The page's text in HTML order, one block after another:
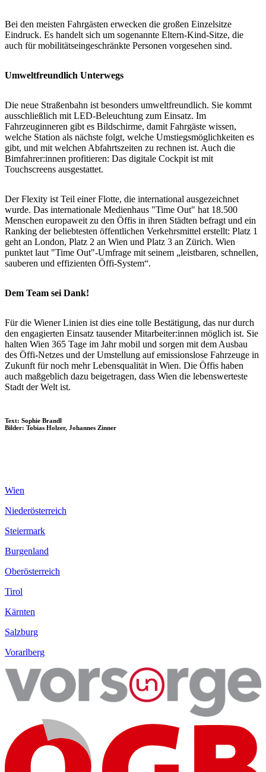
Bei den meisten Fahrgästen erwecken die großen Einzelsitze
Eindruck. Es handelt sich um sogenannte Eltern-Kind-Sitze, die
auch für mobilitätseingeschränkte Personen vorgesehen sind.
Umweltfreundlich Unterwegs
Die neue Straßenbahn ist besonders umweltfreundlich. Sie kommt
ausschließlich mit LED-Beleuchtung zum Einsatz. Im
Fahrzeuginneren gibt es Bildschirme, damit Fahrgäste wissen,
welche Station als nächste folgt, welche Umstiegsmöglichkeiten es
gibt, und mit welchen Abfahrtszeiten zu rechnen ist. Auch die
Bimfahrer:innen profitieren: Das digitale Cockpit ist mit
Touchscreens ausgestattet.
Der Flexity ist Teil einer Flotte, die international ausgezeichnet
wurde. Das internationale Medienhaus "Time Out" hat 18.500
Menschen europaweit zu den Öffis in ihren Städten befragt und ein
Ranking der beliebtesten öffentlichen Verkehrsmittel erstellt: Platz 1
geht an London, Platz 2 an Wien und Platz 3 an Zürich. Wien
punktet laut "Time Out"-Umfrage mit seinem „leistbaren, schnellen,
sauberen und effizienten Öffi-System“.
Dem Team sei Dank!
Für die Wiener Linien ist dies eine tolle Bestätigung, das nur durch
den engagierten Einsatz tausender Mitarbeiter:innen möglich ist. Sie
halten Wien 365 Tage im Jahr mobil und sorgen mit dem Ausbau
des Öffi-Netzes und der Umstellung auf emissionslose Fahrzeuge in
Zukunft für noch mehr Lebensqualität in Wien. Die Öffis haben
auch maßgeblich dazu beigetragen, dass Wien die lebenswerteste
Stadt der Welt ist.
Text: Sophie Brandl
Bilder: Tobias Holzer, Johannes Zinner
Wien
Niederösterreich
Steiermark
Burgenland
Oberösterreich
Tirol
Kärnten
Salzburg
Vorarlberg